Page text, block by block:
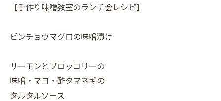
【手作り味噌教室のランチ会レシピ】
ビンチョウマグロの味噌漬け
サーモンとブロッコリーの
味噌・マヨ・酢タマネギの
タルタルソース